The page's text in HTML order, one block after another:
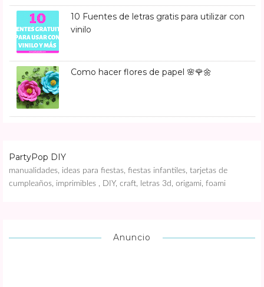
10 Fuentes de letras gratis para utilizar con
vinilo
Como hacer flores de papel 🌸🌹🌼
PartyPop DIY
manualidades, ideas para fiestas, fiestas infantiles, tarjetas de
cumpleaños, imprimibles , DIY, craft, letras 3d, origami, foami
Anuncio